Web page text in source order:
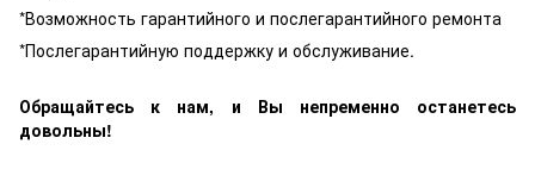
*Возможность гарантийного и послегарантийного ремонта
*Послегарантийную поддержку и обслуживание.
Обращайтесь к нам, и Вы непременно останетесь
довольны!